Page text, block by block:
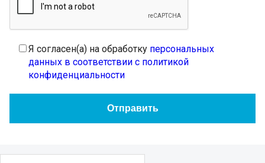
Я согласен(а) на обработку персональных
данных в соответствии с политикой
конфиденциальности